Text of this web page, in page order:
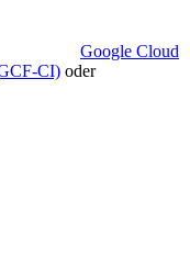
Google Cloud
CI) oder